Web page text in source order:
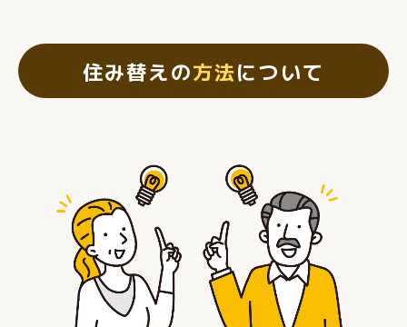
住み替えの方法について